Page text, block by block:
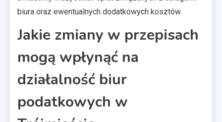
biura oraz ewentualnych dodatkowych kosztów.
Jakie zmiany w przepisach
mogą wpłynąć na
działalność biur
podatkowych w